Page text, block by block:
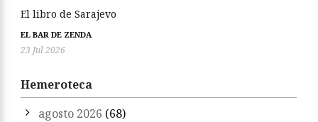
El libro de Sarajevo
EL BAR DE ZENDA
23 Jul 2026
Hemeroteca
agosto 2026 (68)